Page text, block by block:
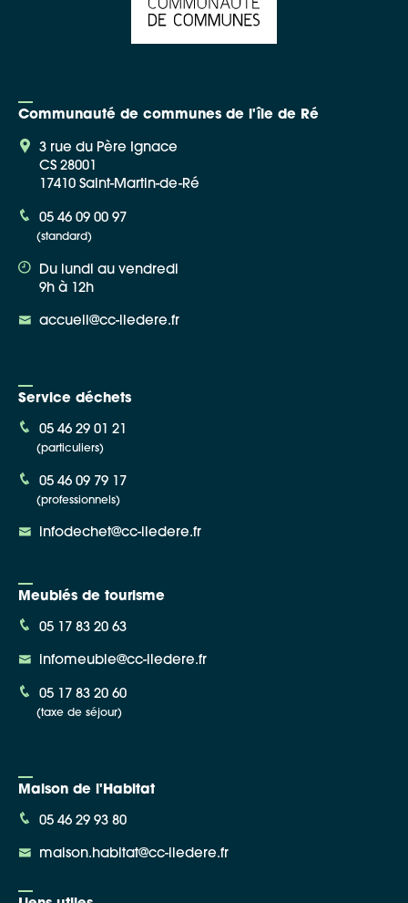
Communauté de communes de l'île de Ré
3 rue du Père Ignace
CS 28001
17410 Saint-Martin-de-Ré
05 46 09 00 97
(standard)
Du lundi au vendredi
9h à 12h
accueil@cc-iledere.fr
Service déchets
05 46 29 01 21
(particuliers)
05 46 09 79 17
(professionnels)
infodechet@cc-iledere.fr
Meublés de tourisme
05 17 83 20 63
infomeuble@cc-iledere.fr
05 17 83 20 60
(taxe de séjour)
Maison de l'Habitat
05 46 29 93 80
maison.habitat@cc-iledere.fr
Apple Plans